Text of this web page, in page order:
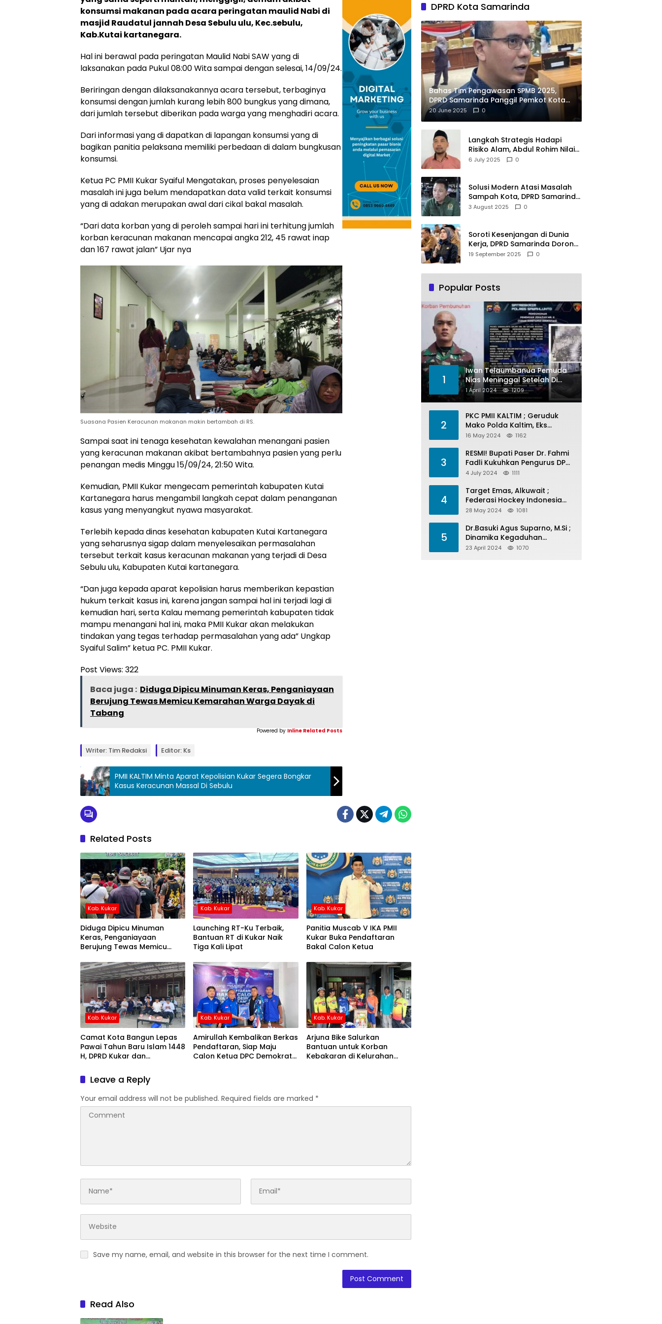
konsumsi makanan pada acara peringatan maulid Nabi di
masjid Raudatul jannah Desa Sebulu ulu, Kec.sebulu,
Kab.Kutai kartanegara.
Hal ini berawal pada peringatan Maulid Nabi SAW yang di
laksanakan pada Pukul 08:00 Wita sampai dengan selesai, 14/09/24.
Beriringan dengan dilaksanakannya acara tersebut, terbaginya
konsumsi dengan jumlah kurang lebih 800 bungkus yang dimana,
dari jumlah tersebut diberikan pada warga yang menghadiri acara.
Dari informasi yang di dapatkan di lapangan konsumsi yang di
bagikan panitia pelaksana memiliki perbedaan di dalam bungkusan
konsumsi.
Ketua PC PMII Kukar Syaiful Mengatakan, proses penyelesaian
masalah ini juga belum mendapatkan data valid terkait konsumsi
yang di adakan merupakan awal dari cikal bakal masalah.
“Dari data korban yang di peroleh sampai hari ini terhitung jumlah
korban keracunan makanan mencapai angka 212, 45 rawat inap
dan 167 rawat jalan” Ujar nya
Suasana Pasien Keracunan makanan makin bertambah di RS.
Sampai saat ini tenaga kesehatan kewalahan menangani pasien
yang keracunan makanan akibat bertambahnya pasien yang perlu
penangan medis Minggu 15/09/24, 21:50 Wita.
Kemudian, PMII Kukar mengecam pemerintah kabupaten Kutai
Kartanegara harus mengambil langkah cepat dalam penanganan
kasus yang menyangkut nyawa masyarakat.
Terlebih kepada dinas kesehatan kabupaten Kutai Kartanegara
yang seharusnya sigap dalam menyelesaikan permasalahan
tersebut terkait kasus keracunan makanan yang terjadi di Desa
Sebulu ulu, Kabupaten Kutai kartanegara.
“Dan juga kepada aparat kepolisian harus memberikan kepastian
hukum terkait kasus ini, karena jangan sampai hal ini terjadi lagi di
kemudian hari, serta Kalau memang pemerintah kabupaten tidak
mampu menangani hal ini, maka PMII Kukar akan melakukan
tindakan yang tegas terhadap permasalahan yang ada” Ungkap
Syaiful Salim” ketua PC. PMII Kukar.
Post Views: 322
Baca juga : Diduga Dipicu Minuman Keras, Penganiayaan
Berujung Tewas Memicu Kemarahan Warga Dayak di
Tabang
Powered by Inline Related Posts
Writer: Tim Redaksi Editor: Ks
PMII KALTIM Minta Aparat Kepolisian Kukar Segera Bongkar
Kasus Keracunan Massal Di Sebulu
Related Posts
Kab. Kukar
Diduga Dipicu Minuman
Keras, Penganiayaan
Berujung Tewas Memicu
Tabang
Kab. Kukar
Launching RT-Ku Terbaik,
Bantuan RT di Kukar Naik
Tiga Kali Lipat
Kab. Kukar
Panitia Muscab V IKA PMII
Kukar Buka Pendaftaran
Bakal Calon Ketua
Kab. Kukar
Camat Kota Bangun Lepas
Pawai Tahun Baru Islam 1448
H, DPRD Kukar dan
Kab. Kukar
Amirullah Kembalikan Berkas
Pendaftaran, Siap Maju
Calon Ketua DPC Demokrat
Kab. Kukar
Arjuna Bike Salurkan
Bantuan untuk Korban
Kebakaran di Kelurahan
Leave a Reply
Your email address will not be published. Required fields are marked *
Save my name, email, and website in this browser for the next time I comment.
Read Also
DPRD Kota Samarinda
Bahas Tim Pengawasan SPMB 2025,
DPRD Samarinda Panggil Pemkot Kota
Tepian
20 June 2025 0
Langkah Strategis Hadapi
Risiko Alam, Abdul Rohim Nilai
Samarinda Siap Jadi Pusat
6 July 2025 0
Solusi Modern Atasi Masalah
Sampah Kota, DPRD Samarinda
Dukung Penuh Proyek PLTSA
3 August 2025 0
Soroti Kesenjangan di Dunia
Kerja, DPRD Samarinda Dorong
Pemkot Gencarkan
19 September 2025 0
Popular Posts
1
Iwan Telaumbanua Pemuda
Nias Meninggal Setelah Di
Habisi Oknum TNI AL
1 April 2024 1209
2
PKC PMII KALTIM ; Geruduk
Mako Polda Kaltim, Eks
Lubang Tambang Banyak
16 May 2024 1162
3
RESMI! Bupati Paser Dr. Fahmi
Fadli Kukuhkan Pengurus DPP
LAP 2024-2029
4 July 2024 1111
4
Target Emas, Alkuwait ;
Federasi Hockey Indonesia
Kota Balikpapan Siap Menjadi
28 May 2024 1081
5
Dr.Basuki Agus Suparno, M.Si ;
Dinamika Kegaduhan
Komunikasi Politik Jelang
23 April 2024 1070